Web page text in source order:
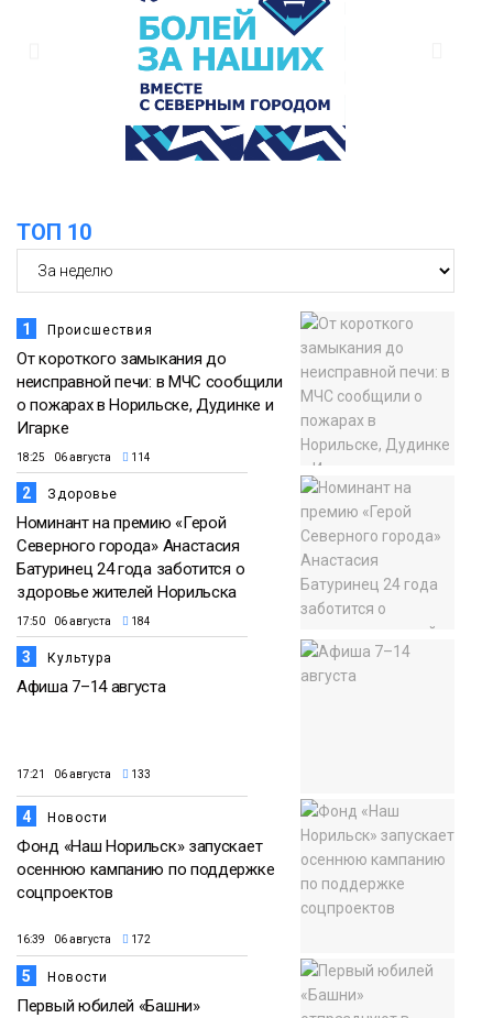
закрыли из-за появления медведя
Барнаул обошёл Красноярск в
списке городов, откуда приехали
норильчане
ТОП 10
1 Происшествия
От короткого замыкания до
неисправной печи: в МЧС сообщили
о пожарах в Норильске, Дудинке и
Игарке
18:25 06 августа 114
2 Здоровье
Номинант на премию «Герой
Северного города» Анастасия
Батуринец 24 года заботится о
здоровье жителей Норильска
17:50 06 августа 184
3 Культура
Афиша 7–14 августа
17:21 06 августа 133
4 Новости
Фонд «Наш Норильск» запускает
осеннюю кампанию по поддержке
соцпроектов
16:39 06 августа 172
5 Новости
Первый юбилей «Башни»